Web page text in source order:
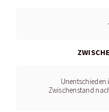
-
Unentschieden
Zwischenstand